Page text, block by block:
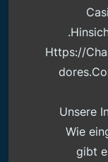
Https://
Unsere
Wie
gibt